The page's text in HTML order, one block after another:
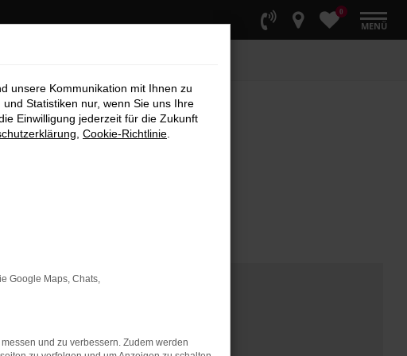
0
MENÜ
unsere Kommunikation mit Ihnen zu
Statistiken nur, wenn Sie uns Ihre
Einwilligung jederzeit für die Zukunft
Cookie-Richtlinie
Google Maps, Chats,
und zu verbessern. Zudem werden